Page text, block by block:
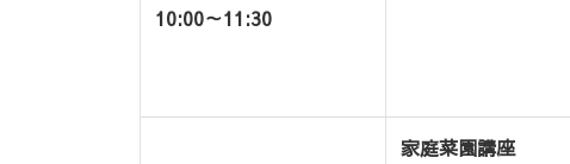
10:00～11:30
家庭菜園講座